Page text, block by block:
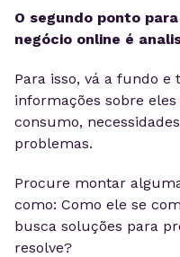
O segundo ponto
negócio online é
Para isso, vá a fundo
informações sobre
consumo,
problemas.
Procure montar
como: Como ele se
busca soluções para
resolve?